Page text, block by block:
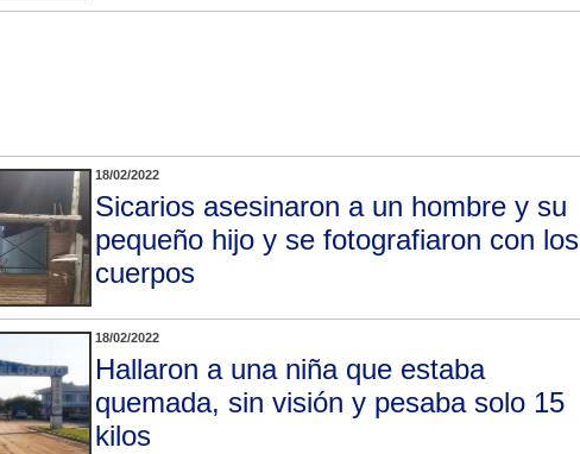
18/02/2022
Sicarios asesinaron a un hombre y su
pequeño hijo y se fotografiaron con los
cuerpos
18/02/2022
Hallaron a una niña que estaba
quemada, sin visión y pesaba solo 15
kilos